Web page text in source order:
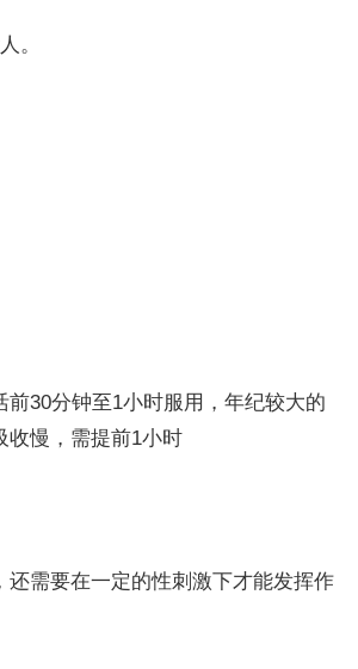
。
前30分钟至1小时服用，年纪较大的
收慢，需提前1小时
还需要在一定的性刺激下才能发挥作